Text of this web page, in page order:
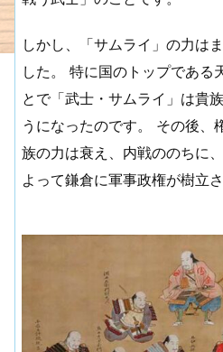
しかし、「サムライ」の力は
した。 特に国のトップである
とで「武士・サムライ」は貴
うになったのです。 その後、
族の力は衰え、内戦ののちに
よって鎌倉に軍事政権が樹立さ